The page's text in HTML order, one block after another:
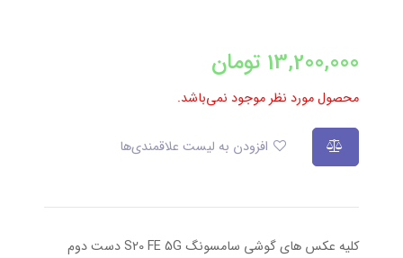
13,200,000 تومان
محصول مورد نظر موجود نمی‌باشد.
کلیه عکس های گوشی سامسونگ S20 FE 5G دست دوم